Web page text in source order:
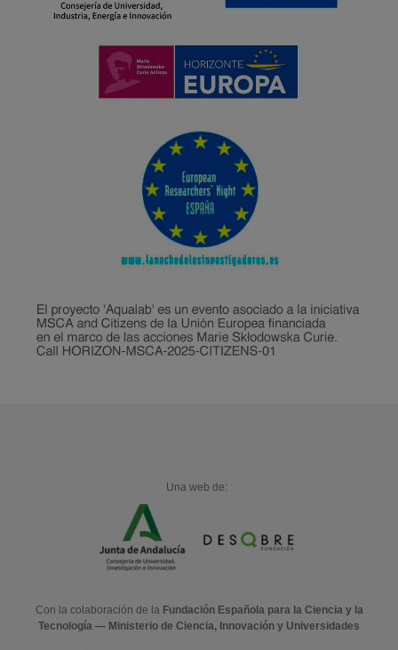
Una web de:
Con la colaboración de la Fundación Española para la Ciencia y la
Tecnología — Ministerio de Ciencia, Innovación y Universidades